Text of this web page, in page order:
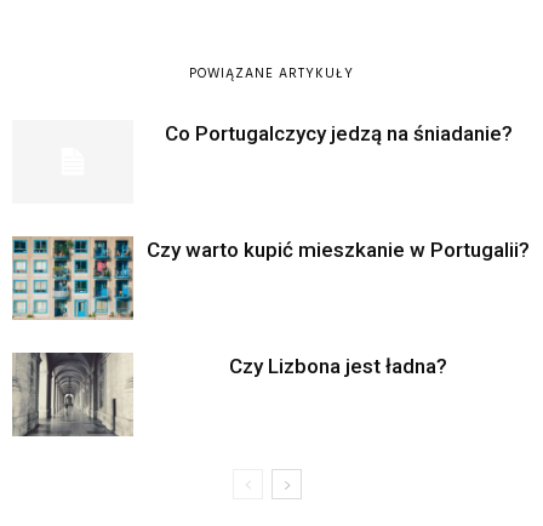
POWIĄZANE ARTYKUŁY
Co Portugalczycy jedzą na śniadanie?
Czy warto kupić mieszkanie w Portugalii?
Czy Lizbona jest ładna?